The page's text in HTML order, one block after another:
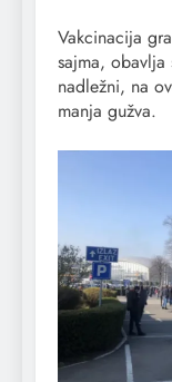
Vakcinacija
sajma,
nadležni, na
manja gužva.